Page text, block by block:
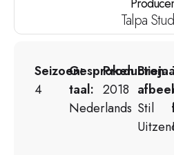
Talpa
Seizoen:
4
Gesproken
taal:
Nederlands
2018
Bron
Stil